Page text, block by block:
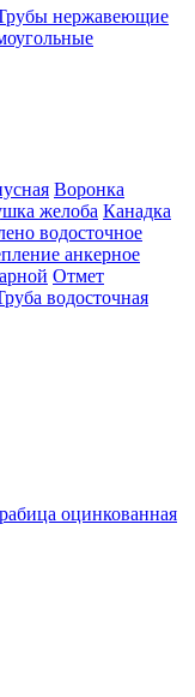
нержавеющие
Воронка
желоба Канадка
водосточное
анкерное
Отмет
водосточная
оцинкованная